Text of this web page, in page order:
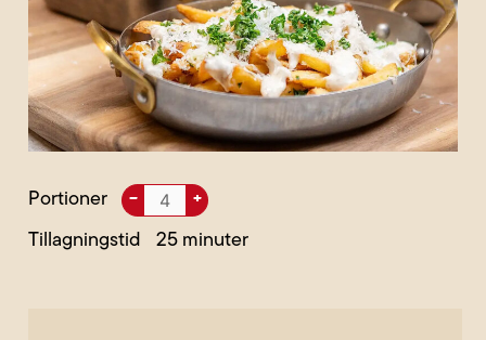
Portioner – +
Tillagningstid 25